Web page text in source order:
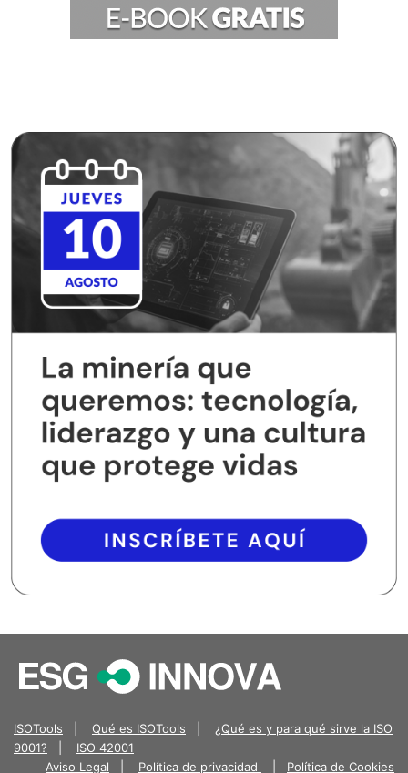
ISOTools Qué es ISOTools
¿Qué es y para qué sirve la ISO
9001?
ISO 42001
Aviso Legal
Política de privacidad Política de Cookies